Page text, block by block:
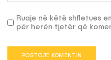
Ruaje në këtë shfletues
për herën tjetër që